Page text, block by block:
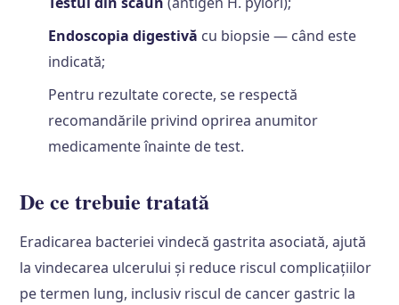
Endoscopia digestivă cu biopsie — când este
indicată;
Pentru rezultate corecte, se respectă
recomandările privind oprirea anumitor
medicamente înainte de test.
De ce trebuie tratată
Eradicarea bacteriei vindecă gastrita asociată, ajută
la vindecarea ulcerului și reduce riscul complicațiilor
pe termen lung, inclusiv riscul de cancer gastric la